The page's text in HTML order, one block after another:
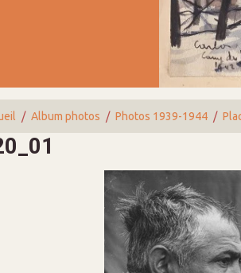
Album photos Photos 1939-1944